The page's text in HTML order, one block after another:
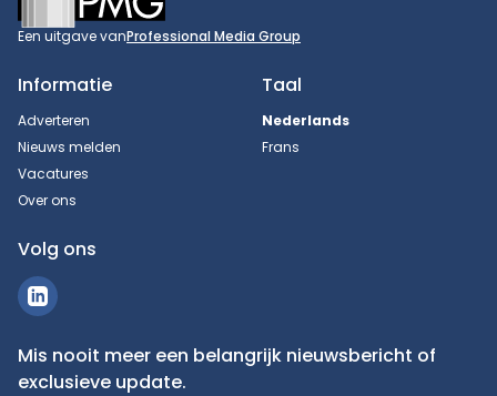
Een uitgave vanProfessional Media Group
Informatie
Adverteren
Nieuws melden
Vacatures
Over ons
Taal
Nederlands
Frans
Volg ons
Mis nooit meer een belangrijk nieuwsbericht of
exclusieve update.